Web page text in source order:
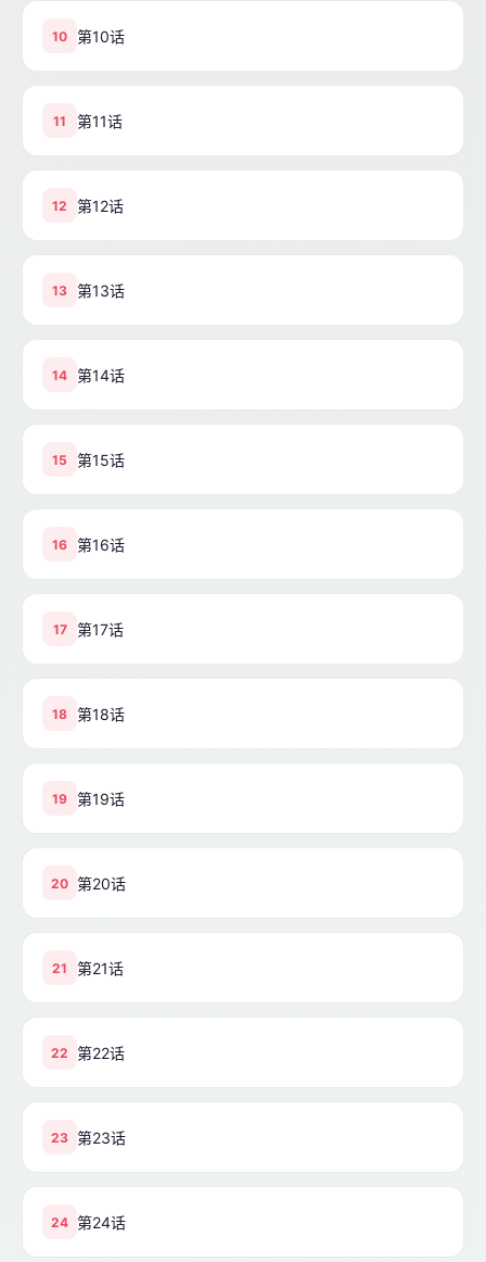
10 第10话
11 第11话
12 第12话
13 第13话
14 第14话
15 第15话
16 第16话
17 第17话
18 第18话
19 第19话
20 第20话
21 第21话
22 第22话
23 第23话
24 第24话